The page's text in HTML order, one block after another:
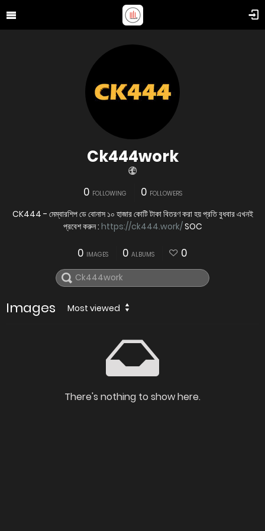
Ck444work
0 FOLLOWING 0 FOLLOWERS
CK444 - মেম্বারশিপ ডে বোনাস ১০ হাজার কোটি টাকা বিতরণ করা হয় প্রতি বুধবার এখনই
প্রবেশ করুন : https://ck444.work/SOC
0 IMAGES 0 ALBUMS 0
Images Most viewed
There's nothing to show here.